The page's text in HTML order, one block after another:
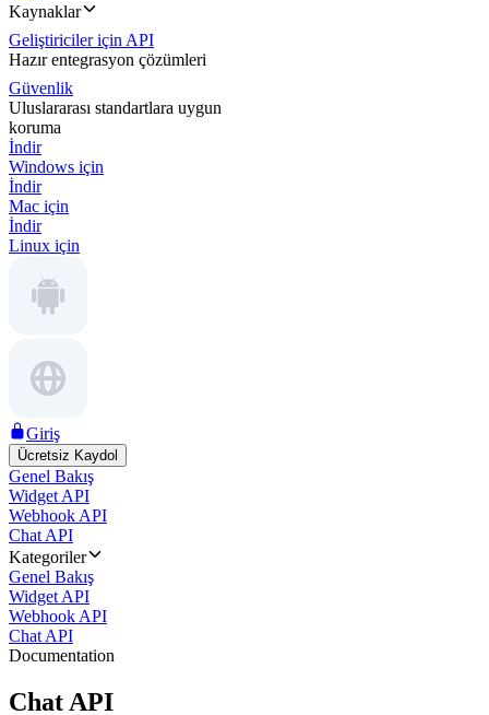
Kaynaklar
Geliştiriciler için API
Hazır entegrasyon çözümleri
Güvenlik
Uluslararası standartlara uygun
koruma
İndir
Windows için
İndir
Mac için
İndir
Linux için
Giriş
Ücretsiz Kaydol
Genel Bakış
Widget API
Webhook API
Chat API
Kategoriler
Genel Bakış
Widget API
Webhook API
Chat API
Documentation
Chat API